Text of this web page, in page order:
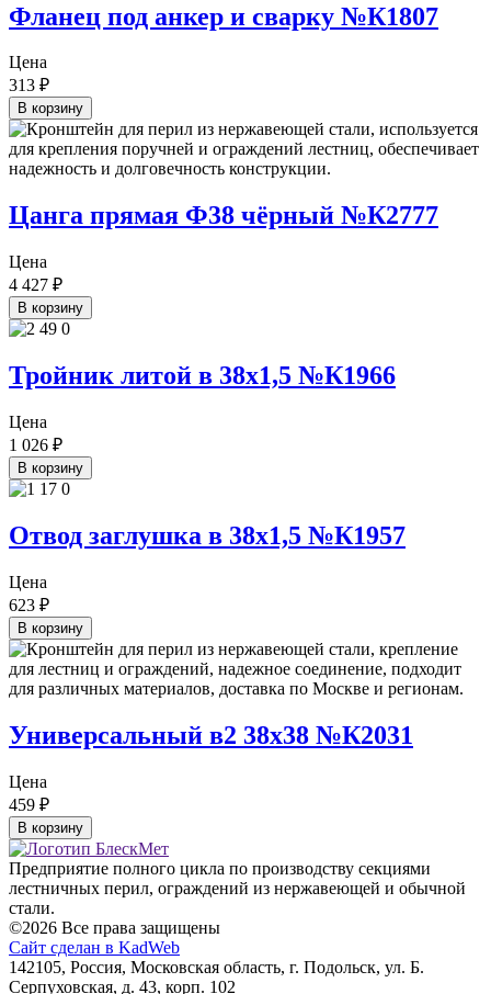
Фланец под анкер и сварку №К1807
Цена
313 ₽
В корзину
Цанга прямая Ф38 чёрный №К2777
Цена
4 427 ₽
В корзину
Тройник литой в 38х1,5 №К1966
Цена
1 026 ₽
В корзину
Отвод заглушка в 38х1,5 №К1957
Цена
623 ₽
В корзину
Универсальный в2 38х38 №К2031
Цена
459 ₽
В корзину
Предприятие полного цикла по производству секциями
лестничных перил, ограждений из нержавеющей и обычной
стали.
©2026 Все права защищены
Сайт сделан в KadWeb
142105, Россия, Московская область, г. Подольск, ул. Б.
Серпуховская, д. 43, корп. 102